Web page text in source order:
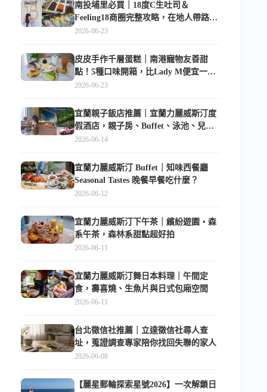
南投埔里必買｜18度C生吐司＆
Feeling18商圈完整攻略，在地人帶路這
樣逛
2026-06-23
皮皮手作千層蛋糕｜南港寵物友善甜
點！5種口味開箱，比Lady M便宜一半
的台北隱藏版
2026-06-23
宜蘭親子飯店推薦｜宜蘭力麗威斯汀度
假酒店，親子房、Buffet、泳池、兒童
俱樂部超適合放電
2026-06-14
宜蘭力麗威斯汀 Buffet｜知味西餐廳
Seasonal Tastes 晚餐早餐吃什麼？
2026-06-12
宜蘭力麗威斯汀下午茶｜繽紛遊園・森
系午茶，森林系甜點超好拍
2026-06-11
宜蘭力麗威斯汀舞日本料理｜午間定
食，壽喜燒、生魚片與日式包廂空間
2026-06-11
台北徵信社推薦｜立達徵信社尋人查
址，蒐證調查專家陪你找回失聯的家人
2026-06-08
【麗星郵輪探索星號2026】一次解鎖日